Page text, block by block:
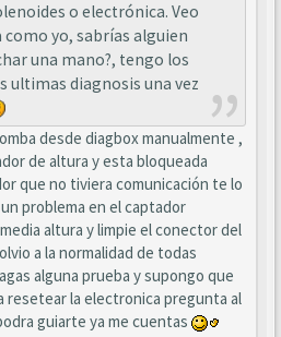
o electrónica. Veo
como yo, sabrías alguien
una mano?, tengo los
ultimas diagnosis una vez
desde diagbox manualmente ,
de altura y esta bloqueada
que no tiviera comunicación te lo
problema en el captador
altura y limpie el conector del
a la normalidad de todas
alguna prueba y supongo que
resetear la electronica pregunta al
guiarte ya me cuentas